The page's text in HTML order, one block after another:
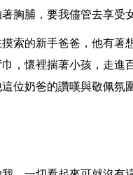
胸脯，要我儘管去享受
索的新手爸爸，他有著
，懷裡揣著小孩，走進
位奶爸的讚嘆與敬佩氛